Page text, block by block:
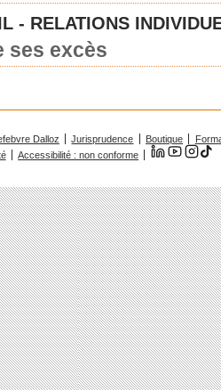
- RELATIONS
ses excès
Dalloz Jurisprudence Boutique
Accessibilité : non conforme